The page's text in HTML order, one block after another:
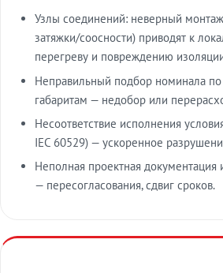
Узлы соединений: неверный
затяжки/соосности) приводят к
перегреву и повреждению
Неправильный подбор номинала по
габаритам — недобор или
Несоответствие исполнения
IEC 60529) — ускоренное
Неполная проектная документация
— пересогласования, сдвиг сроков.